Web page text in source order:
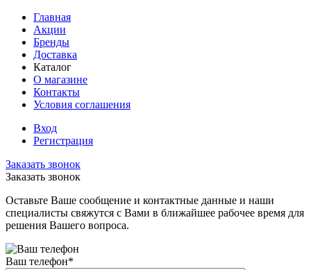
Главная
Акции
Бренды
Доставка
Каталог
О магазине
Контакты
Условия соглашения
Вход
Регистрация
Заказать звонок
Заказать звонок
Оставьте Ваше сообщение и контактные данные и наши
специалисты свяжутся с Вами в ближайшее рабочее время для
решения Вашего вопроса.
Ваш телефон*